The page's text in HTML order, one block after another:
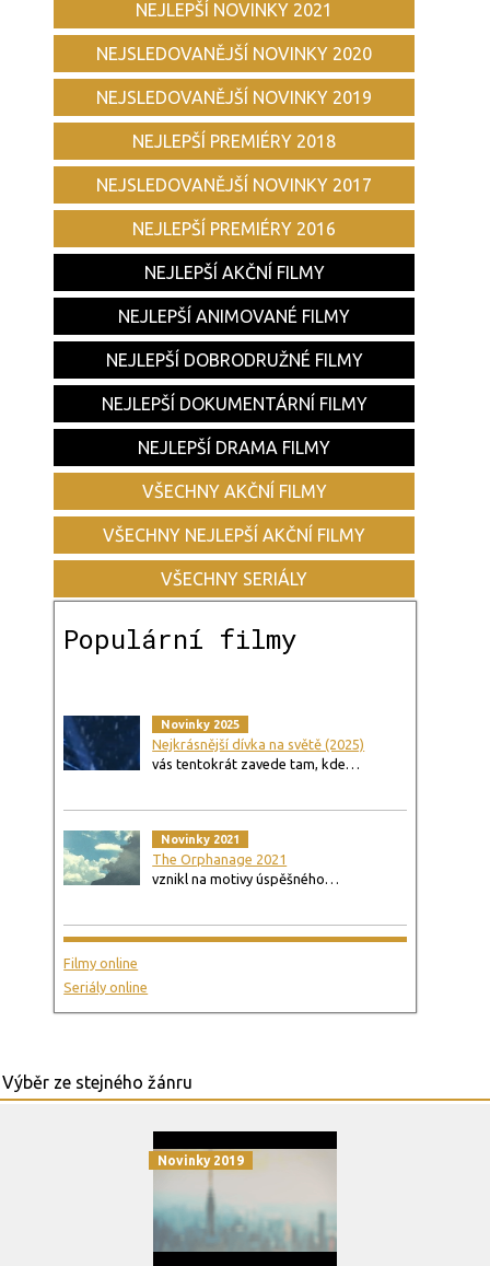
NEJLEPŠÍ NOVINKY 2021
NEJSLEDOVANĚJŠÍ NOVINKY 2020
NEJSLEDOVANĚJŠÍ NOVINKY 2019
NEJLEPŠÍ PREMIÉRY 2018
NEJSLEDOVANĚJŠÍ NOVINKY 2017
NEJLEPŠÍ PREMIÉRY 2016
NEJLEPŠÍ AKČNÍ FILMY
NEJLEPŠÍ ANIMOVANÉ FILMY
NEJLEPŠÍ DOBRODRUŽNÉ FILMY
NEJLEPŠÍ DOKUMENTÁRNÍ FILMY
NEJLEPŠÍ DRAMA FILMY
VŠECHNY AKČNÍ FILMY
VŠECHNY NEJLEPŠÍ AKČNÍ FILMY
VŠECHNY SERIÁLY
Populární filmy
Novinky 2025
Nejkrásnější dívka na světě (2025)
vás tentokrát zavede tam, kde…
Novinky 2021
The Orphanage 2021
vznikl na motivy úspěšného…
Filmy online
Seriály online
Novinky 2019